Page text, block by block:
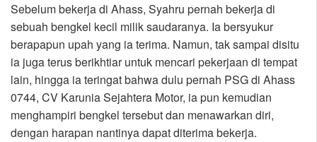
Sebelum bekerja di Ahass, Syahru pernah bekerja di
sebuah bengkel kecil milik saudaranya. Ia bersyukur
berapapun upah yang ia terima. Namun, tak sampai disitu
ia juga terus berikhtiar untuk mencari pekerjaan di tempat
lain, hingga ia teringat bahwa dulu pernah PSG di Ahass
0744, CV Karunia Sejahtera Motor, ia pun kemudian
menghampiri bengkel tersebut dan menawarkan diri,
dengan harapan nantinya dapat diterima bekerja.